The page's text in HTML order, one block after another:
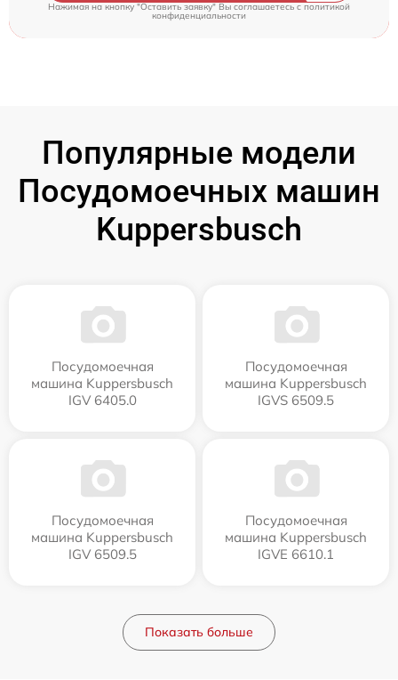
Нажимая на кнопку "Оставить заявку" Вы соглашаетесь cполитикой
конфиденциальности
Популярные модели
Посудомоечных машин
Kuppersbusch
Посудомоечная
машина Kuppersbusch
IGV 6405.0
Посудомоечная
машина Kuppersbusch
IGVS 6509.5
Посудомоечная
машина Kuppersbusch
IGV 6509.5
Посудомоечная
машина Kuppersbusch
IGVE 6610.1
Показать больше